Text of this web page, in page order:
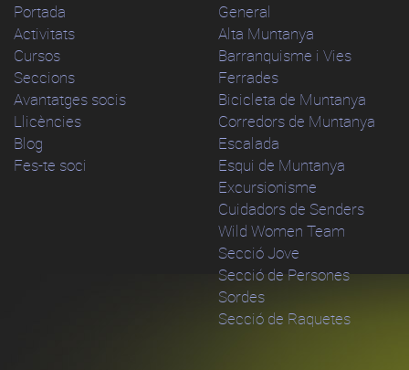
Portada
Activitats
Cursos
Seccions
Avantatges socis
Llicències
Blog
Fes-te soci
General
Alta Muntanya
Barranquisme i Vies
Ferrades
Bicicleta de Muntanya
Corredors de Muntanya
Escalada
Esqui de Muntanya
Excursionisme
Cuidadors de Senders
Wild Women Team
Secció Jove
Secció de Persones
Sordes
Secció de Raquetes